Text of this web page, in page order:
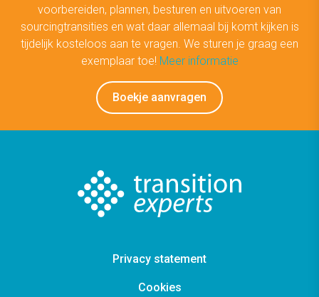
voorbereiden, plannen, besturen en uitvoeren van
sourcingtransities en wat daar allemaal bij komt kijken is
tijdelijk kosteloos aan te vragen. We sturen je graag een
exemplaar toe! Meer informatie
Boekje aanvragen
Aanvragen boekje
Privacy statement
Cookies